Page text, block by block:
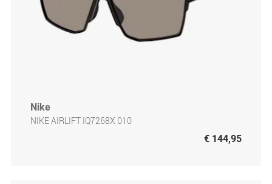
Nike
NIKE AIRLIFT IQ7268X 010
€ 144,95